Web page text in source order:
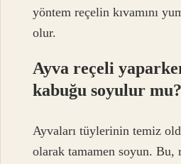
yöntem reçelin kıvamını
olur.
Ayva reçeli
kabuğu soyulur mu?
Ayvaları tüylerinin temiz
olarak tamamen soyun. Bu,